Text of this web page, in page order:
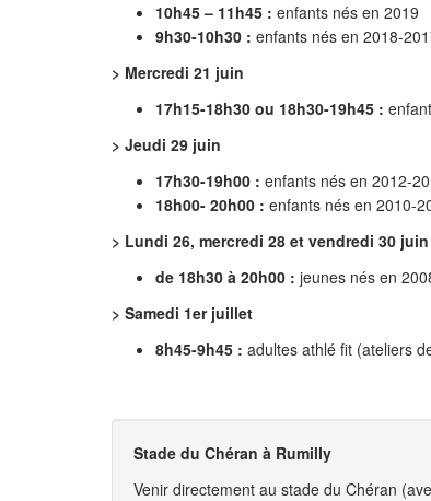
10h45 – 11h45 : enfants nés en 2019
9h30-10h30 : enfants nés en 2018-
> Mercredi 21 juin
17h15-18h30 ou 18h30-19h45 :
> Jeudi 29 juin
17h30-19h00 : enfants nés en 2012-
18h00- 20h00 : enfants nés en 2010-
> Lundi 26, mercredi 28 et vendredi 30 juin
de 18h30 à 20h00 : jeunes nés en
> Samedi 1er juillet
8h45-9h45 : adultes athlé fit (ateliers
Stade du Chéran à Rumilly
Venir directement au stade du Chéran